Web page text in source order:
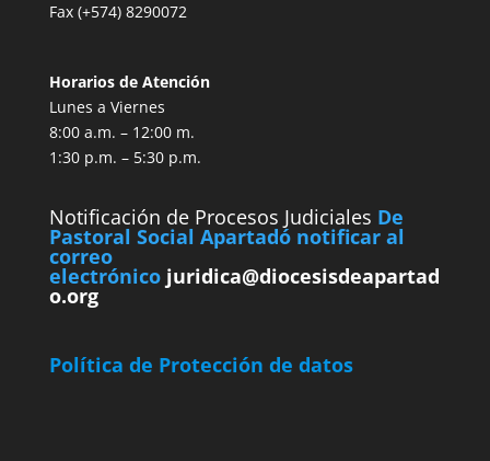
Fax (+574) 8290072
Horarios de Atención
Lunes a Viernes
8:00 a.m. – 12:00 m.
1:30 p.m. – 5:30 p.m.
Notificación de Procesos Judiciales De
Pastoral Social Apartadó notificar al
correo
electrónico juridica@diocesisdeapartad
o.org
Política de Protección de datos